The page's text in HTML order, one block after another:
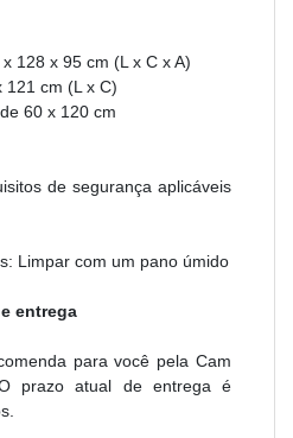
128 x 95 cm (L x C x A)
121 cm (L x C)
60 x 120 cm
de segurança aplicáveis
Limpar com um pano úmido
entrega
para você pela Cam
prazo atual de entrega é